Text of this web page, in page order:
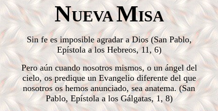
NUEVAMISA
Sin fe es imposible agradar a Dios (San Pablo,
Epístola a los Hebreos, 11, 6)
Pero aún cuando nosotros mismos, o un ángel del
cielo, os predique un Evangelio diferente del que
nosotros os hemos anunciado, sea anatema. (San
Pablo, Epístola a los Gálgatas, 1, 8)